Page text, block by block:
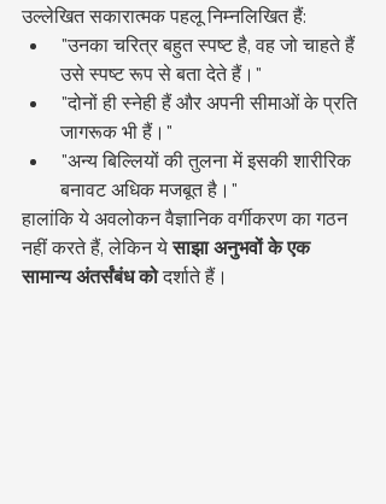
उल्लेखित सकारात्मक पहलू निम्नलिखित हैं:
"उनका चरित्र बहुत स्पष्ट है, वह जो चाहते हैं
उसे स्पष्ट रूप से बता देते हैं।"
"दोनों ही स्नेही हैं और अपनी सीमाओं के प्रति
जागरूक भी हैं।"
"अन्य बिल्लियों की तुलना में इसकी शारीरिक
बनावट अधिक मजबूत है।"
हालांकि ये अवलोकन वैज्ञानिक वर्गीकरण का गठन
नहीं करते हैं, लेकिन ये साझा अनुभवों के एक
सामान्य अंतर्संबंध को दर्शाते हैं।